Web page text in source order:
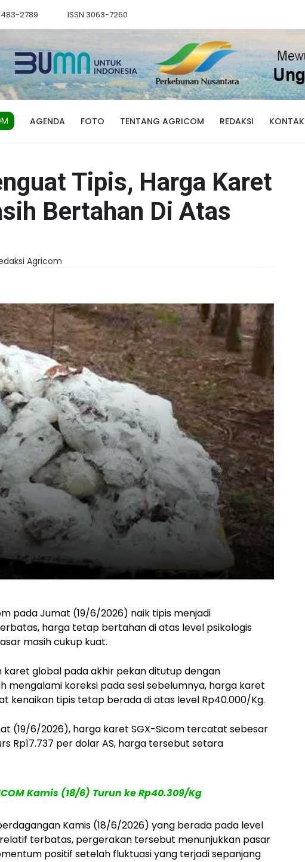
2789 ISSN 3063-7260
AGENDA FOTO TENTANG AGRICOM REDAKSI KONTAK
Tipis, Harga Karet
Bertahan Di Atas
Agricom
pada Jumat (19/6/2026) naik tipis menjadi
harga tetap bertahan di atas level psikologis
masih cukup kuat.
karet global pada akhir pekan ditutup dengan
mengalami koreksi pada sesi sebelumnya, harga karet
kenaikan tipis tetap berada di atas level Rp40.000/Kg.
(19/6/2026), harga karet SGX-Sicom tercatat sebesar
Rp17.737 per dolar AS, harga tersebut setara
Kamis (18/6) Turun ke Rp40.309/Kg
Kamis (18/6/2026) yang berada pada level
terbatas, pergerakan tersebut menunjukkan pasar
positif setelah fluktuasi yang terjadi sepanjang